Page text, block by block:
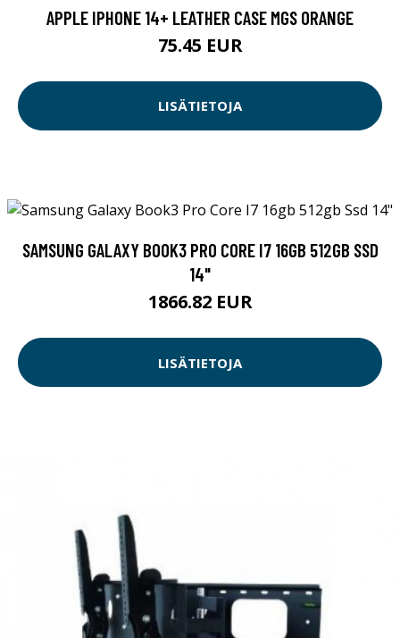
APPLE IPHONE 14+ LEATHER CASE MGS ORANGE
75.45 EUR
LISÄTIETOJA
SAMSUNG GALAXY BOOK3 PRO CORE I7 16GB 512GB SSD
14"
1866.82 EUR
LISÄTIETOJA